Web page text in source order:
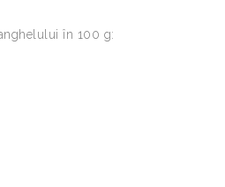
în 100 g: